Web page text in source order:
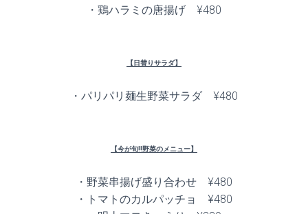
・鶏ハラミの唐揚げ ¥480
【日替りサラダ】
・パリパリ麺生野菜サラダ ¥480
【今が旬!!野菜のメニュー】
・野菜串揚げ盛り合わせ ¥480
・トマトのカルパッチョ ¥480